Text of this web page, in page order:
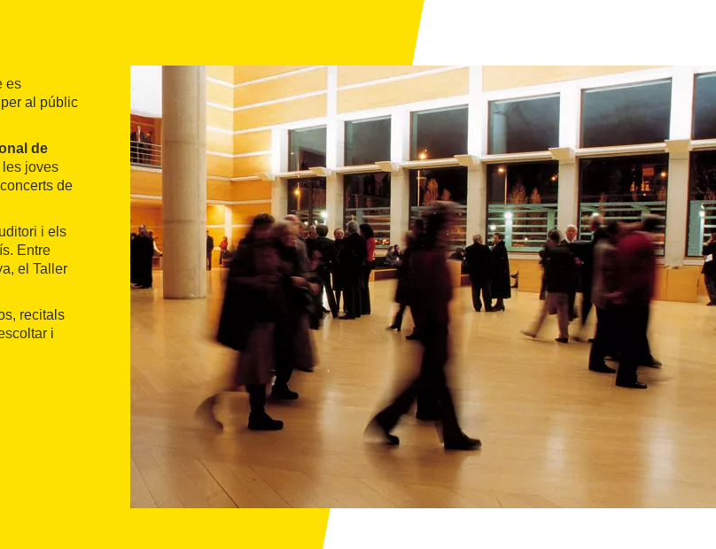
es
al públic
de
les joves
de
i els
Entre
el Taller
recitals
i